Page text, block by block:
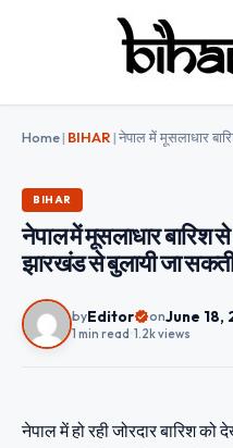
Home| BIHAR|
BIHAR
नेपाल में मूसलाधार बारिश
झारखंड से बुलायी जा
byEditor onJune 18,
1 min read 1.2k views
नेपाल में हो रही जोरदार बारिश